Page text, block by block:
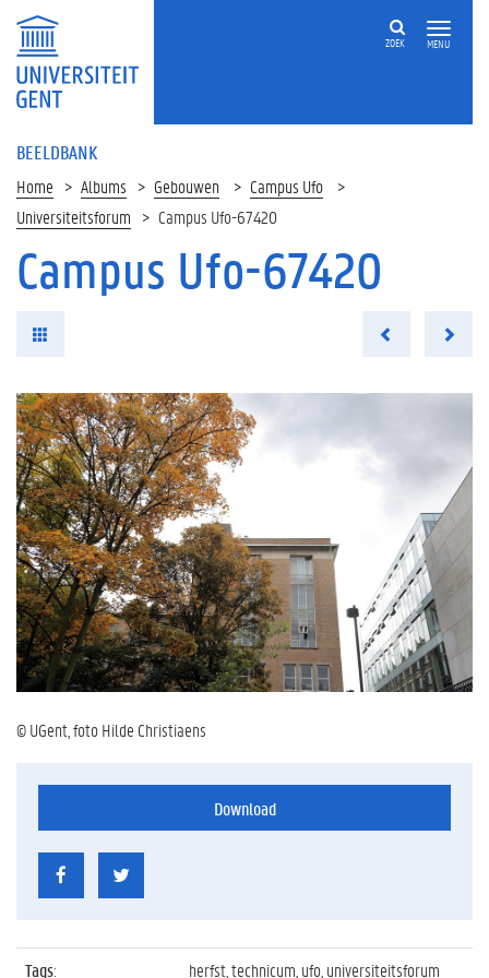
MENU
ZOEK
BEELDBANK
Home Albums Gebouwen
Campus Ufo
Universiteitsforum
Campus Ufo-67420
Campus Ufo-67420
© UGent, foto Hilde Christiaens
Download
Tags: herfst, technicum, ufo, universiteitsforum